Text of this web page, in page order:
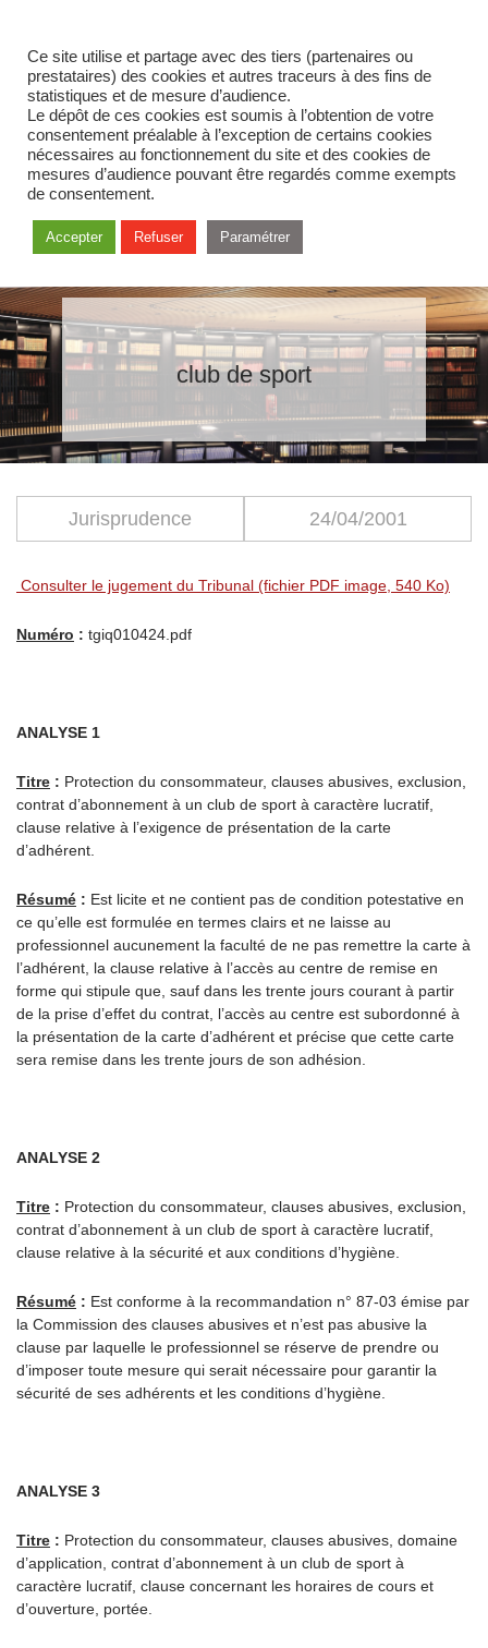
club de sport
Jurisprudence 24/04/2001
Consulter le jugement du Tribunal (fichier PDF image, 540 Ko)
Numéro : tgiq010424.pdf
ANALYSE 1
Titre : Protection du consommateur, clauses abusives, exclusion,
contrat d’abonnement à un club de sport à caractère lucratif,
clause relative à l’exigence de présentation de la carte
d’adhérent.
Résumé : Est licite et ne contient pas de condition potestative en
ce qu’elle est formulée en termes clairs et ne laisse au
professionnel aucunement la faculté de ne pas remettre la carte à
l’adhérent, la clause relative à l’accès au centre de remise en
forme qui stipule que, sauf dans les trente jours courant à partir
de la prise d’effet du contrat, l’accès au centre est subordonné à
la présentation de la carte d’adhérent et précise que cette carte
sera remise dans les trente jours de son adhésion.
ANALYSE 2
Titre : Protection du consommateur, clauses abusives, exclusion,
contrat d’abonnement à un club de sport à caractère lucratif,
clause relative à la sécurité et aux conditions d’hygiène.
Résumé : Est conforme à la recommandation n° 87-03 émise par
la Commission des clauses abusives et n’est pas abusive la
clause par laquelle le professionnel se réserve de prendre ou
d’imposer toute mesure qui serait nécessaire pour garantir la
sécurité de ses adhérents et les conditions d’hygiène.
ANALYSE 3
Titre : Protection du consommateur, clauses abusives, domaine
d’application, contrat d’abonnement à un club de sport à
caractère lucratif, clause concernant les horaires de cours et
d’ouverture, portée.
Ce site utilise et partage avec des tiers (partenaires ou
prestataires) des cookies et autres traceurs à des fins de
statistiques et de mesure d’audience.
Le dépôt de ces cookies est soumis à l’obtention de votre
consentement préalable à l’exception de certains cookies
nécessaires au fonctionnement du site et des cookies de
mesures d’audience pouvant être regardés comme exempts
de consentement.
Accepter Refuser Paramétrer